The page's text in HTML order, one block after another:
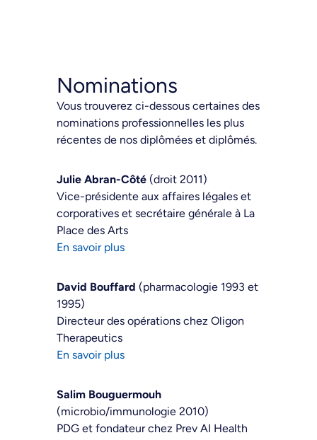
Nominations
Vous trouverez ci-dessous certaines des
nominations professionnelles les plus
récentes de nos diplômées et diplômés.
Julie Abran-Côté (droit 2011)
Vice-présidente aux affaires légales et
corporatives et secrétaire générale à La
Place des Arts
En savoir plus
David Bouffard (pharmacologie 1993 et
1995)
Directeur des opérations chez Oligon
Therapeutics
En savoir plus
Salim Bouguermouh
(microbio/immunologie 2010)
PDG et fondateur chez Prev AI Health